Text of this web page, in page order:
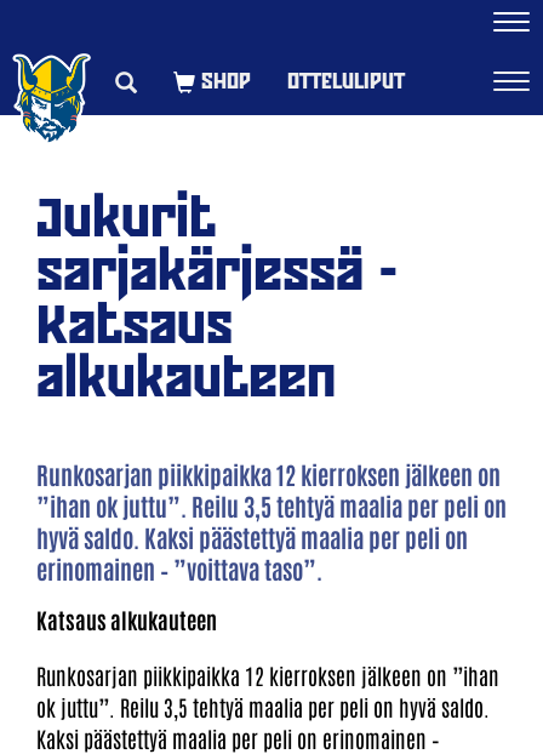
OTTELULIPUT
Jukurit
sarjakärjessä -
Katsaus
alkukauteen
Runkosarjan piikkipaikka 12 kierroksen jälkeen on
”ihan ok juttu”. Reilu 3,5 tehtyä maalia per peli on
hyvä saldo. Kaksi päästettyä maalia per peli on
erinomainen – ”voittava taso”.
Katsaus alkukauteen
Runkosarjan piikkipaikka 12 kierroksen jälkeen on ”ihan
ok juttu”. Reilu 3,5 tehtyä maalia per peli on hyvä saldo.
Kaksi päästettyä maalia per peli on erinomainen –